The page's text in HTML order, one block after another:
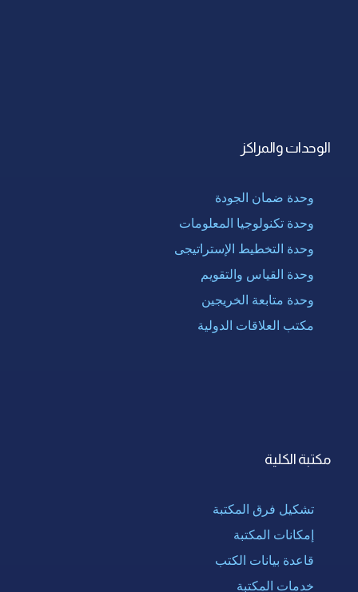
الوحدات والمراكز
وحدة ضمان الجودة
وحدة تكنولوجيا المعلومات
وحدة التخطيط الإستراتيجى
وحدة القياس والتقويم
وحدة متابعة الخريجين
مكتب العلاقات الدولية
مكتبة الكلية
تشكيل فرق المكتبة
إمكانات المكتبة
قاعدة بيانات الكتب
خدمات المكتبة